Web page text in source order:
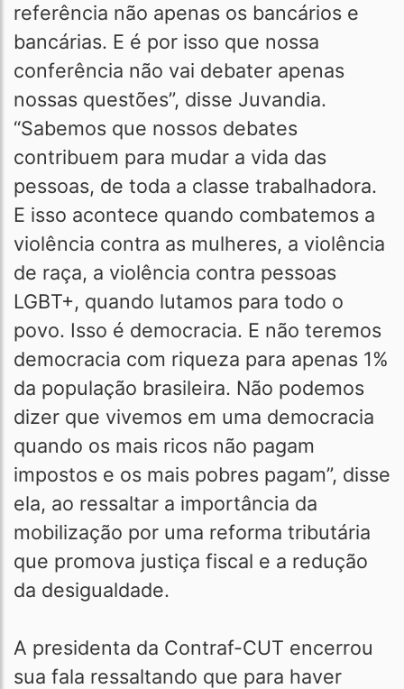
referência não apenas os bancários e
bancárias. E é por isso que nossa
conferência não vai debater apenas
nossas questões”, disse Juvandia.
“Sabemos que nossos debates
contribuem para mudar a vida das
pessoas, de toda a classe trabalhadora.
E isso acontece quando combatemos a
violência contra as mulheres, a violência
de raça, a violência contra pessoas
LGBT+, quando lutamos para todo o
povo. Isso é democracia. E não teremos
democracia com riqueza para apenas 1%
da população brasileira. Não podemos
dizer que vivemos em uma democracia
quando os mais ricos não pagam
impostos e os mais pobres pagam”, disse
ela, ao ressaltar a importância da
mobilização por uma reforma tributária
que promova justiça fiscal e a redução
da desigualdade.
A presidenta da Contraf-CUT encerrou
sua fala ressaltando que para haver